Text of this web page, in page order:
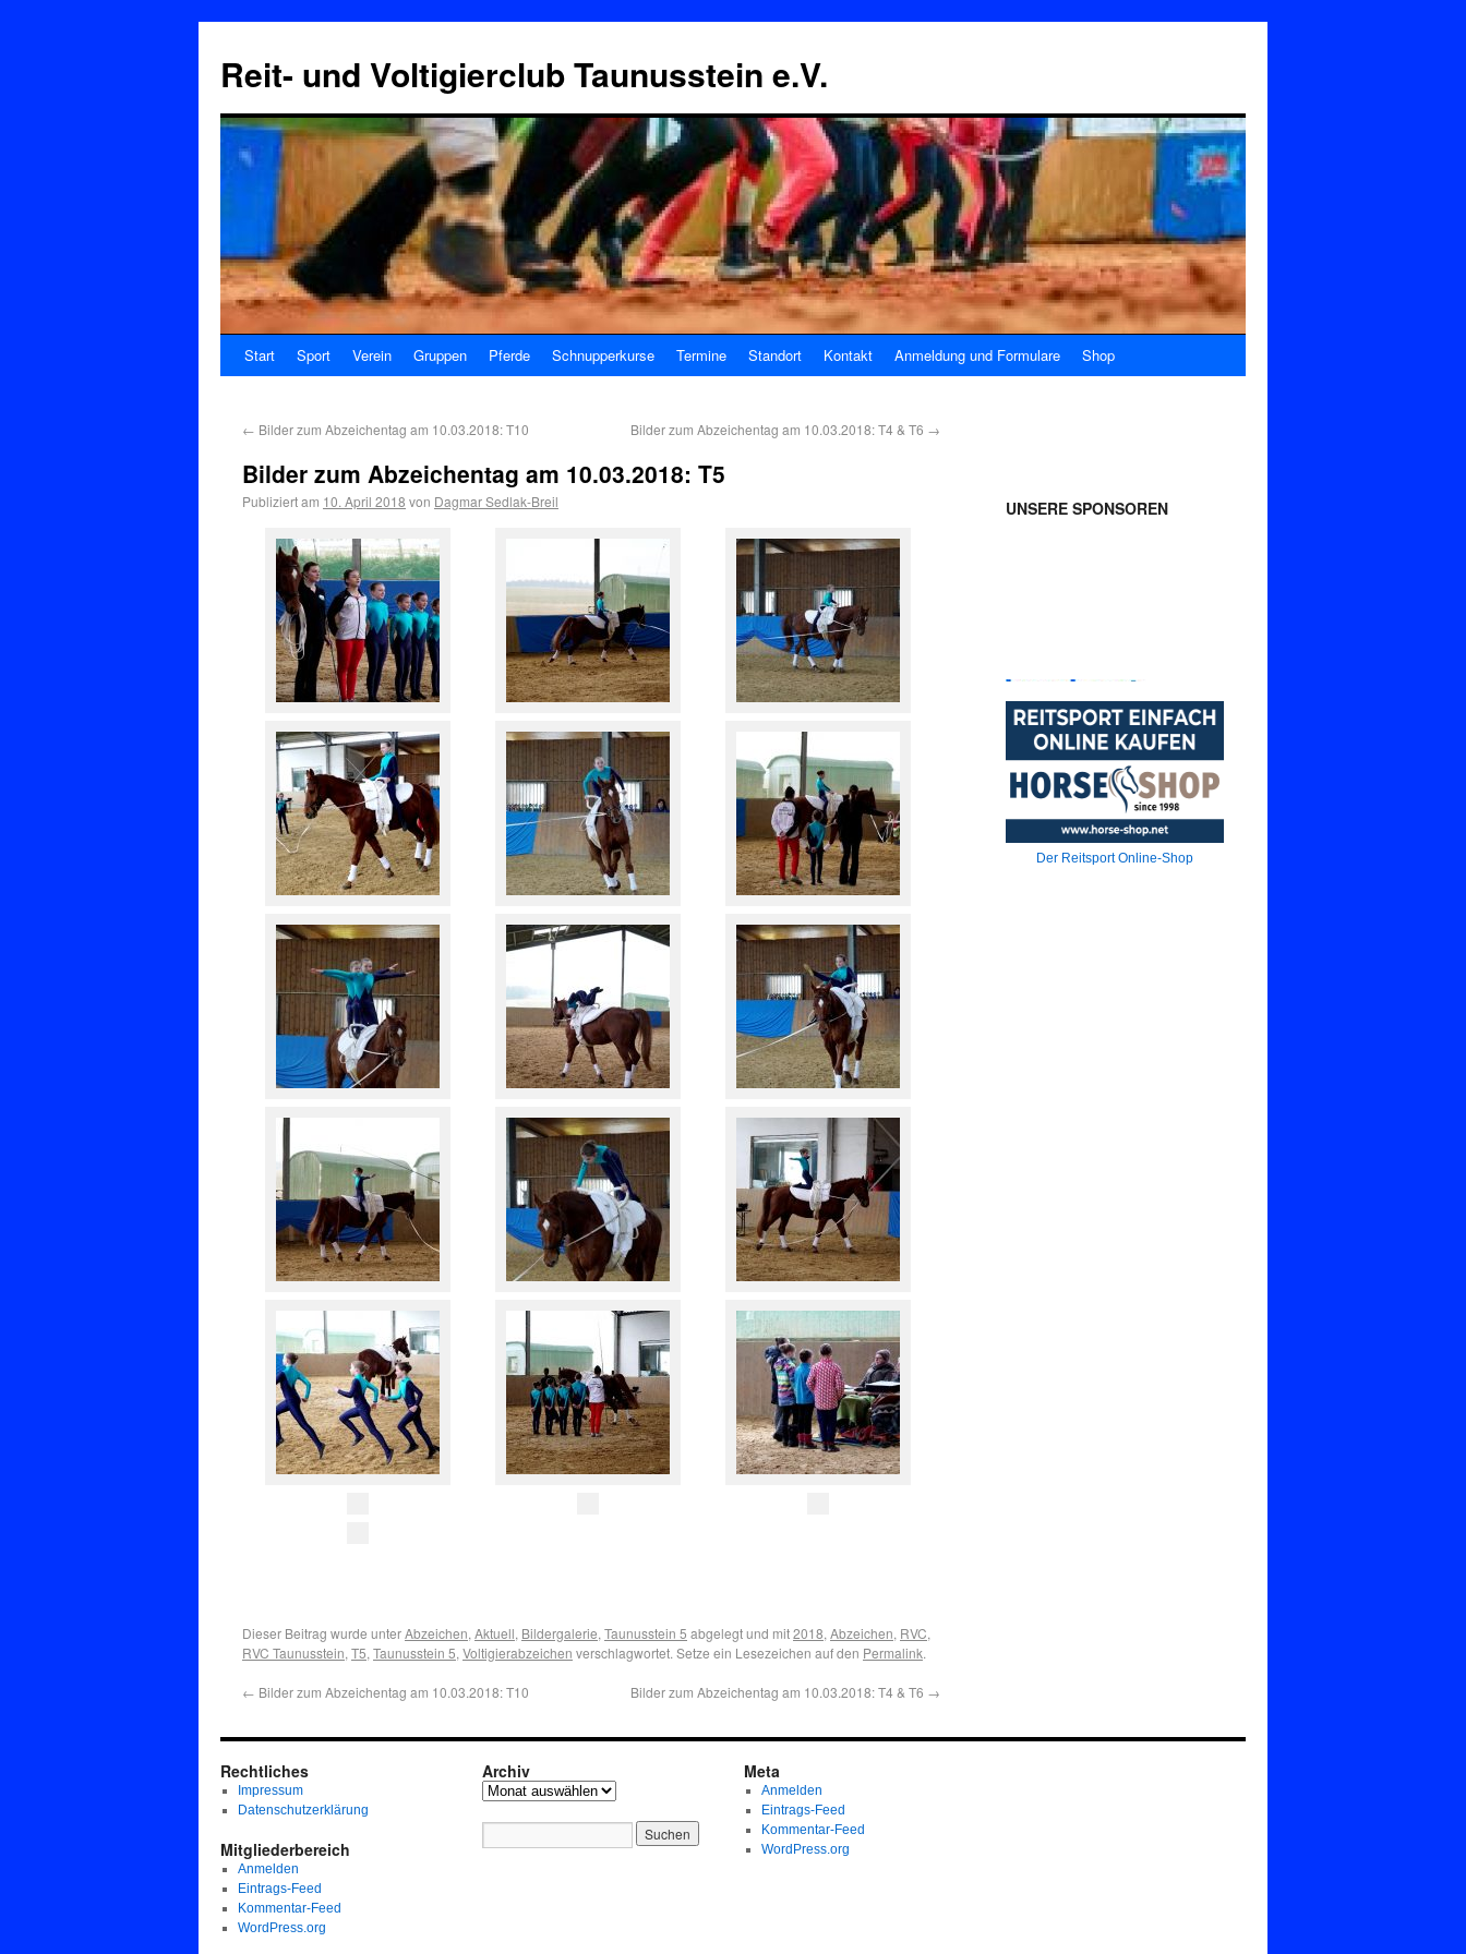
Reit- und Voltigierclub Taunusstein e.V.
Start Sport Verein Gruppen Pferde Schnupperkurse Termine Standort Kontakt Anmeldung und Formulare Shop
← Bilder zum Abzeichentag am 10.03.2018: T10 Bilder zum Abzeichentag am 10.03.2018: T4 & T6 →
Bilder zum Abzeichentag am 10.03.2018: T5
Publiziert am 10. April 2018 von Dagmar Sedlak-Breil
Dieser Beitrag wurde unterAbzeichen, Aktuell, Bildergalerie, Taunusstein 5 abgelegt und mit2018, Abzeichen, RVC,
RVC Taunusstein, T5, Taunusstein 5, Voltigierabzeichen verschlagwortet. Setze ein Lesezeichen auf den Permalink.
← Bilder zum Abzeichentag am 10.03.2018: T10 Bilder zum Abzeichentag am 10.03.2018: T4 & T6 →
UNSERE SPONSOREN
Der Reitsport Online-Shop
Rechtliches
Impressum
Datenschutzerklärung
Mitgliederbereich
Anmelden
Eintrags-Feed
Kommentar-Feed
WordPress.org
Archiv Meta
Anmelden
Eintrags-Feed
Kommentar-Feed
WordPress.org